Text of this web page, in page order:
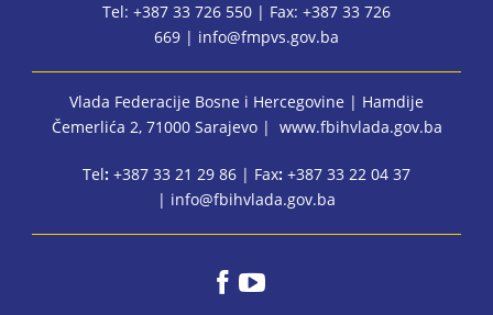
Tel: +387 33 726 550 | Fax: +387 33 726
669 | info@fmpvs.gov.ba
Vlada Federacije Bosne i Hercegovine | Hamdije
Čemerlića 2, 71000 Sarajevo | www.fbihvlada.gov.ba
Tel: +387 33 21 29 86 | Fax: +387 33 22 04 37
| info@fbihvlada.gov.ba